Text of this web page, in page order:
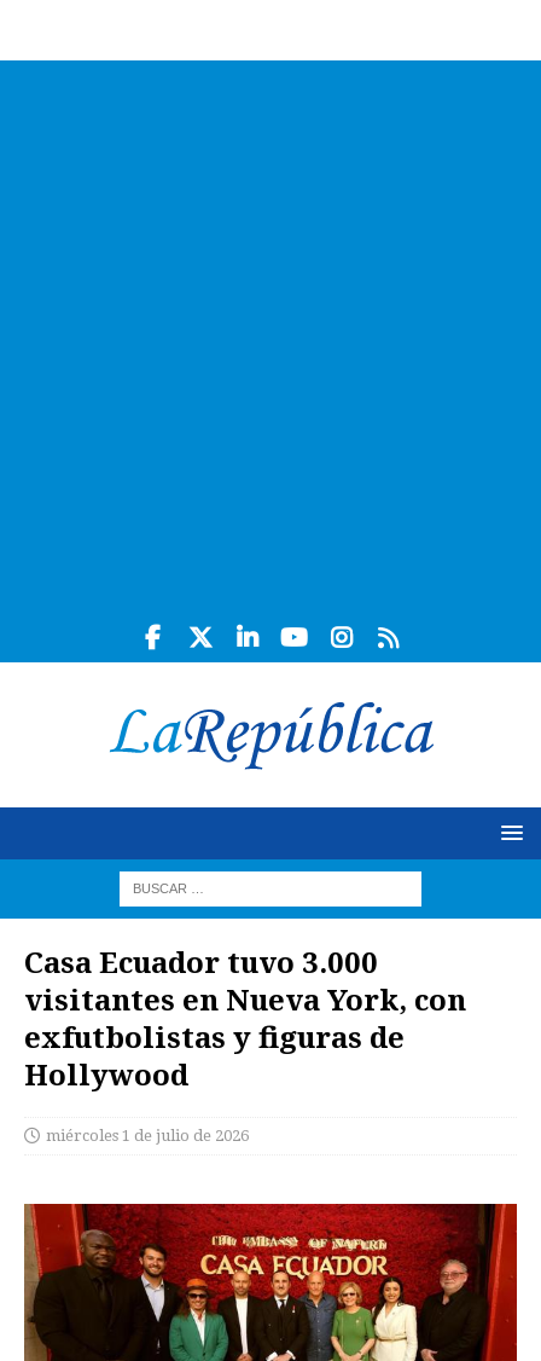
Casa Ecuador tuvo 3.000
visitantes en Nueva York, con
exfutbolistas y figuras de
Hollywood
miércoles 1 de julio de 2026